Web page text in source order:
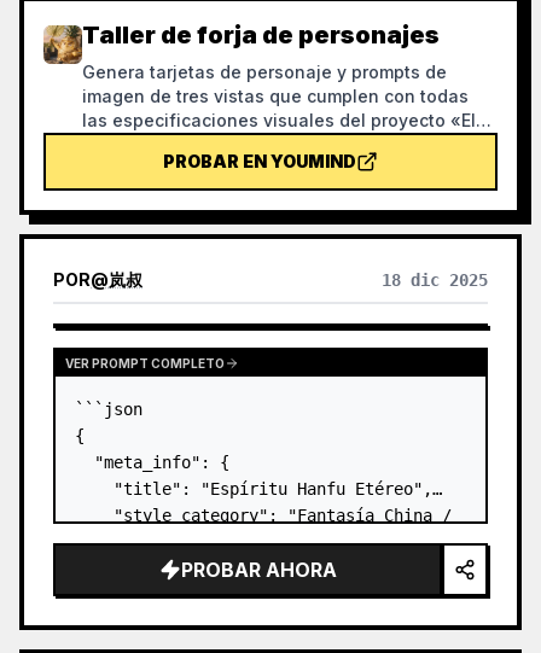
Taller de forja de personajes
Genera tarjetas de personaje y prompts de
imagen de tres vistas que cumplen con todas
las especificaciones visuales del proyecto «El
personajes ya aprobados como plantilla
principal de estilo. Tras generar las imágenes,
se revisa con una lista de verificación. Con esta
habilidad, puedes evitar razonablemente el
generación de imágenes.
PROBAR EN YOUMIND
POR@岚叔 18 dic 2025
VER PROMPT COMPLETO
```json
{
  "meta_info": {
    "title": "Espíritu Hanfu Etéreo",
    "style_category": "Fantasía China /
Arte Digital Abstracto",
    "aspect_ratio": "3:1"
  },
  "visual_elements": {
    "subject": {
PROBAR AHORA